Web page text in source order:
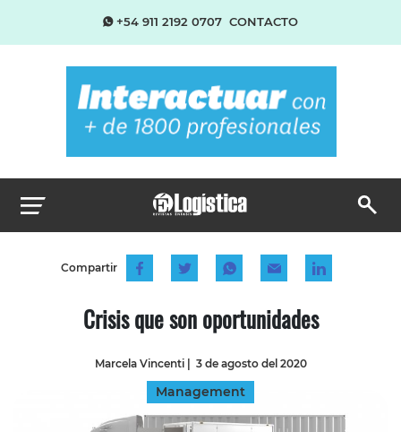
+54 911 2192 0707 CONTACTO
Compartir
Crisis que son oportunidades
Marcela Vincenti| 3 de agosto del 2020
Management